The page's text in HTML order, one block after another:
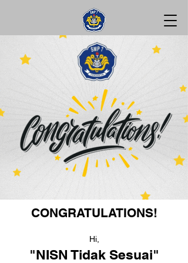
CONGRATULATIONS!
Hi,
"NISN Tidak Sesuai"